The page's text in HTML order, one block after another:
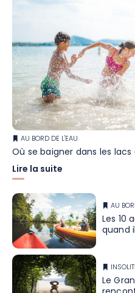
AU BORD DE L'EAU
Où se baigner dans les
Lire la suite
AU
Les 10
quand
Le